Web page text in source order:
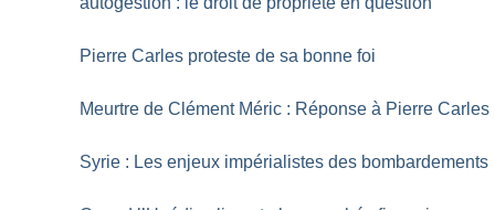
Pierre Carles proteste de sa bonne foi
Meurtre de Clément Méric : Réponse à Pierre Carles
Syrie : Les enjeux impérialistes des bombardements